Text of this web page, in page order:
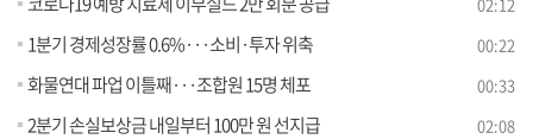
1분기 경제성장률 0.6%···소비·투자 위축 00:22
화물연대 파업 이틀째···조합원 15명 체포 00:33
2분기 손실보상금 내일부터 100만 원 선지급 02:08